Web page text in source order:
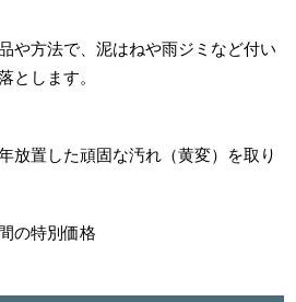
や方法で、泥はねや雨ジミなど付い
とします。
放置した頑固な汚れ（黄変）を取り
の特別価格